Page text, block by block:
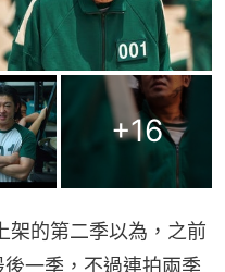
+16
架的第二季以為，之前
一季，不過連拍兩季